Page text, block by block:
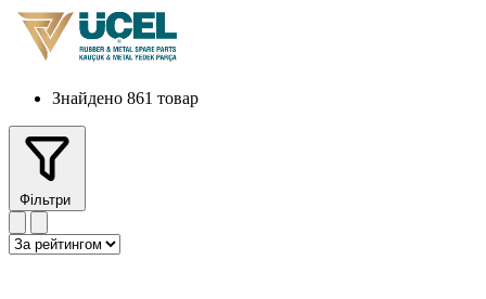
Знайдено 861 товар
Фільтри